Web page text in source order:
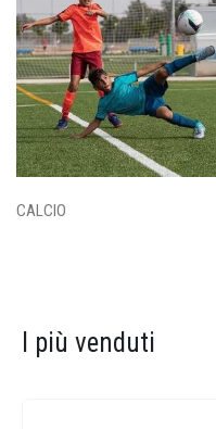
CALCIO
I più venduti